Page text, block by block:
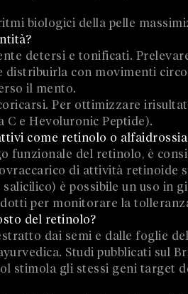
biologici della pelle
detersi e tonificati.
distribuirla con movimenti
il mento.
Per ottimizzare
e Hevoluronic Peptide).
come retinolo o
funzionale del retinolo, è
di attività retinoide
è possibile un uso in
per monitorare la
del retinolo?
dai semi e dalle foglie
Studi pubblicati sul
stimola gli stessi geni target